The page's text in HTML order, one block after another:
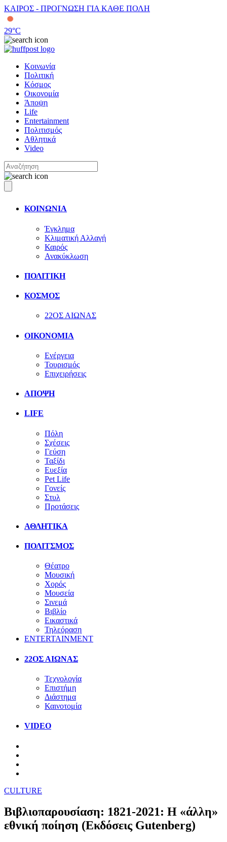
ΚΑΙΡΟΣ - ΠΡΟΓΝΩΣΗ ΓΙΑ ΚΑΘΕ ΠΟΛΗ
29°C
Κοινωνία
Πολιτική
Κόσμος
Οικονομία
Άποψη
Life
Entertainment
Πολιτισμός
Αθλητικά
Video
ΚΟΙΝΩΝΙΑ
Έγκλημα
Κλιματική Αλλαγή
Καιρός
Ανακύκλωση
ΠΟΛΙΤΙΚΗ
ΚΟΣΜΟΣ
22ΟΣ ΑΙΩΝΑΣ
ΟΙΚΟΝΟΜΙΑ
Ενέργεια
Τουρισμός
Επιχειρήσεις
ΑΠΟΨΗ
LIFE
Πόλη
Σχέσεις
Γεύση
Ταξίδι
Ευεξία
Pet Life
Γονείς
Στυλ
Προτάσεις
ΑΘΛΗΤΙΚΑ
ΠΟΛΙΤΣΜΟΣ
Θέατρο
Μουσική
Χορός
Μουσεία
Σινεμά
Βιβλίο
Εικαστικά
Τηλεόραση
ENTERTAINMENT
22ΟΣ ΑΙΩΝΑΣ
Τεχνολογία
Επιστήμη
Διάστημα
Καινοτομία
VIDEO
CULTURE
Βιβλιοπαρουσίαση: 1821-2021: Η «άλλη»
εθνική ποίηση (Εκδόσεις Gutenberg)